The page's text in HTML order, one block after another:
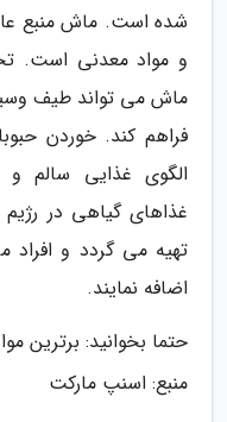
شده است. ماش منبع
و مواد معدنی است.
ماش می تواند طیف
فراهم کند. خوردن
الگوی غذایی سالم و
غذاهای گیاهی در
تهیه می گردد و افراد
اضافه نمایند.
حتما بخوانید: برترین
منبع: اسنپ مارکت